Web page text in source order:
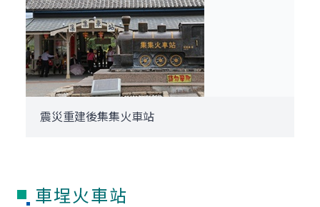
震災重建後集集火車站
車埕火車站